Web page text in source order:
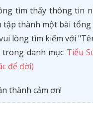
tìm thấy thông tin
tập thành một bài tổng
lòng tìm kiếm với
danh mục Tiểu
để đời)
thành cảm ơn!